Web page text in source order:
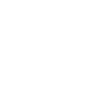
りました。 発送も早く、